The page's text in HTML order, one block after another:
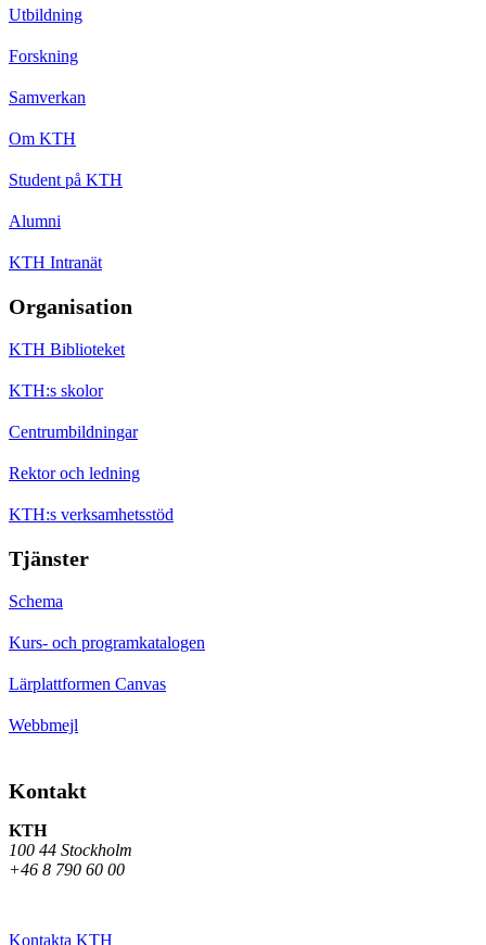
Utbildning
Forskning
Samverkan
Om KTH
Student på KTH
Alumni
KTH Intranät
Organisation
KTH Biblioteket
KTH:s skolor
Centrumbildningar
Rektor och ledning
KTH:s verksamhetsstöd
Tjänster
Schema
Kurs- och programkatalogen
Lärplattformen Canvas
Webbmejl
Kontakt
KTH
100 44 Stockholm
+46 8 790 60 00
Kontakta KTH